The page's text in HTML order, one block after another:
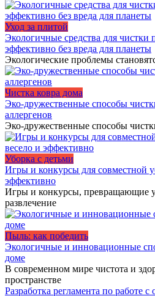
Уход за плитой
Экологичные средства для
эффективно без вреда для планеты
Экологические проблемы
Чистка ковра дома
Эко-дружественные способы
аллергенов
Эко-дружественные способы
Уборка с детьми
Игры и конкурсы для совместной
эффективно
Игры и конкурсы, превращающие
развлечение
Пыль: как победить
Экологичные и инновационные
доме
В современном мире чистота и
пространстве
Разработка регламента по работе